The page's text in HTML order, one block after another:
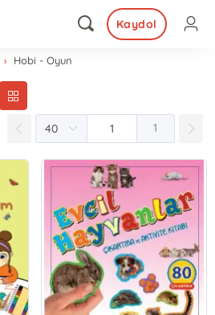
Kaydol
Hobi - Oyun
1